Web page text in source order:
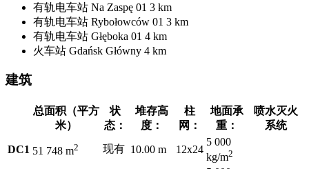
有轨电车站 Na Zaspę 01 3 km
有轨电车站 Rybołowców 01 3 km
有轨电车站 Głęboka 01 4 km
火车站 Gdańsk Główny 4 km
建筑
总面积（平方
米）
状
态：
堆存高
度：
柱
网：
地面承
重：
喷水灭火
系统
DC1 51 748 m2 现有 10.00 m 12x24
5 000
kg/m2